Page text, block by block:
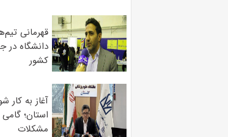
قهرمانی
کشور
آغاز به کار
استان؛
مشکلات